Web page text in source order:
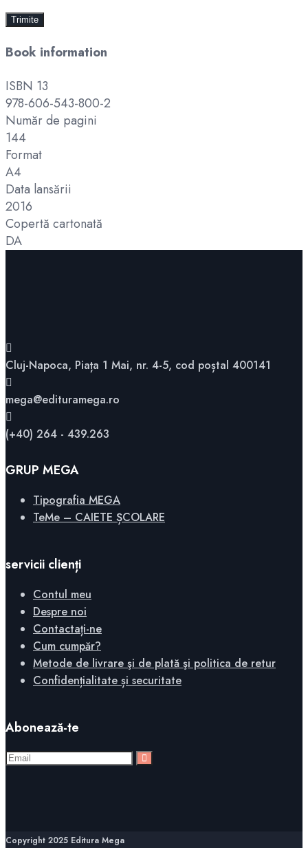
Book information
ISBN 13
978-606-543-800-2
Număr de pagini
144
Format
A4
Data lansării
2016
Copertă cartonată
DA
Cluj-Napoca, Piața 1 Mai, nr. 4-5, cod poștal 400141
mega@edituramega.ro
(+40) 264 - 439.263
GRUP MEGA
Tipografia MEGA
TeMe – CAIETE ȘCOLARE
servicii clienți
Contul meu
Despre noi
Contactați-ne
Cum cumpăr?
Metode de livrare şi de plată şi politica de retur
Confidențialitate și securitate
Abonează-te
Copyright 2025 Editura Mega